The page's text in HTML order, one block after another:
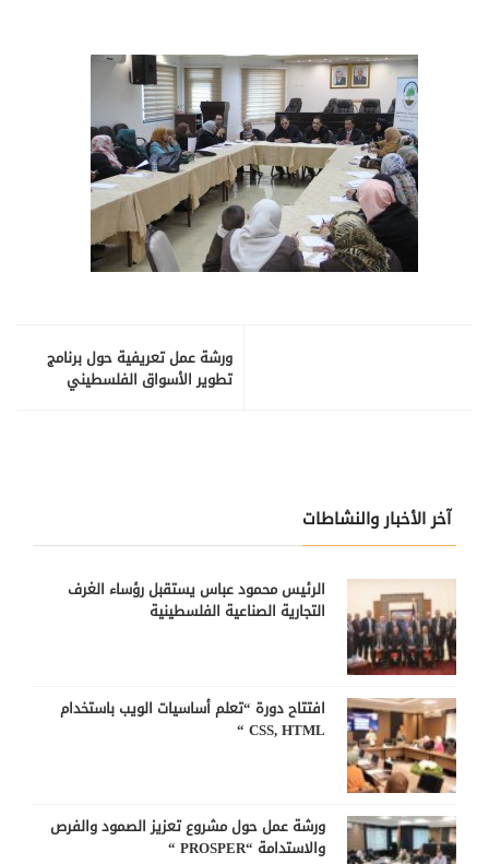
ورشة عمل تعريفية حول برنامج
تطوير الأسواق الفلسطيني
آخر الأخبار والنشاطات
الرئيس محمود عباس يستقبل رؤساء الغرف
التجارية الصناعية الفلسطينية
افتتاح دورة “تعلم أساسيات الويب باستخدام
CSS, HTML “
ورشة عمل حول مشروع تعزيز الصمود والفرص
والاستدامة “PROSPER “